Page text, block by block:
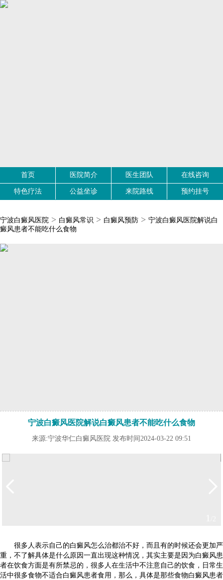
首页 医院简介 医生团队 在线咨询
特色疗法 公益坐诊 来院路线 预约挂号
宁波白癜风医院 > 白癜风常识 > 白癜风预防 > 宁波白癜风医院解说白
癜风患者不能吃什么食物
宁波白癜风医院解说白癜风患者不能吃什么食物
来源:宁波华仁白癜风医院 发布时间2024-03-22 09:51
很多人表示自己的白癜风怎么治都治不好，而且有的时候还会更加严
重，不了解具体是什么原因一直出现这种情况，其实主要是因为白癜风患
者在饮食方面是有所禁忌的，很多人在生活中不注意自己的饮食，日常生
活中很多食物不适合白癜风患者食用，那么，具体是那些食物白癜风患者